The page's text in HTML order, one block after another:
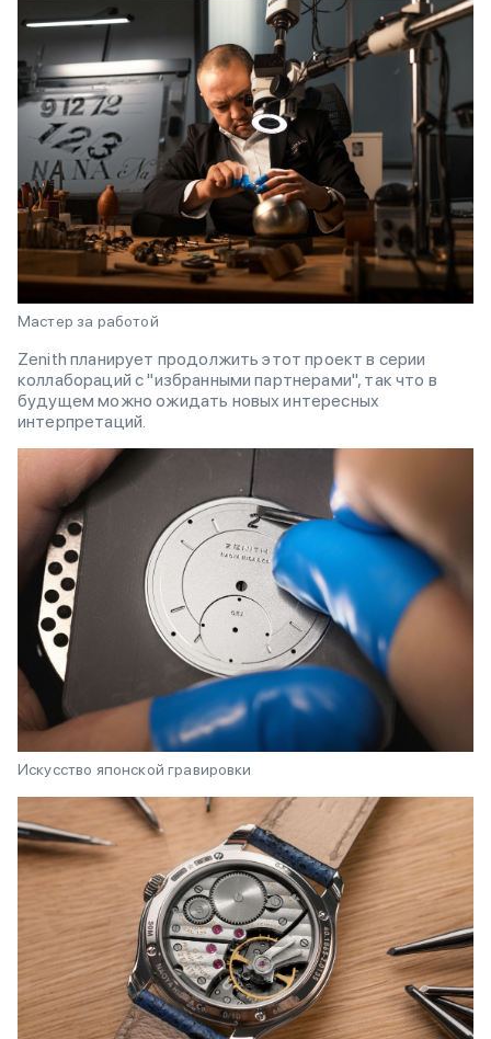
Мастер за работой
Zenith планирует продолжить этот проект в серии
коллабораций с "избранными партнерами", так что в
будущем можно ожидать новых интересных
интерпретаций.
Искусство японской гравировки